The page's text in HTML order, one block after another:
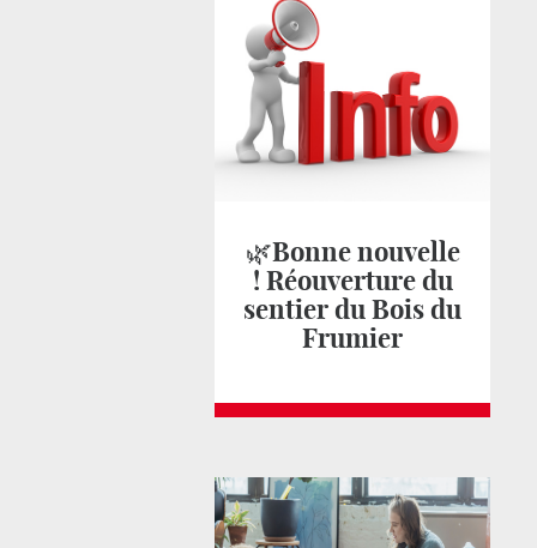
🌿Bonne nouvelle
! Réouverture du
sentier du Bois du
Frumier